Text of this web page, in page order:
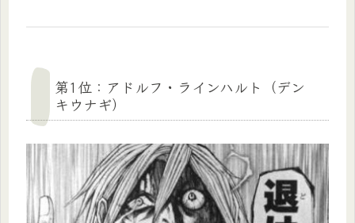
第1位：アドルフ・ラインハルト（デン
キウナギ）